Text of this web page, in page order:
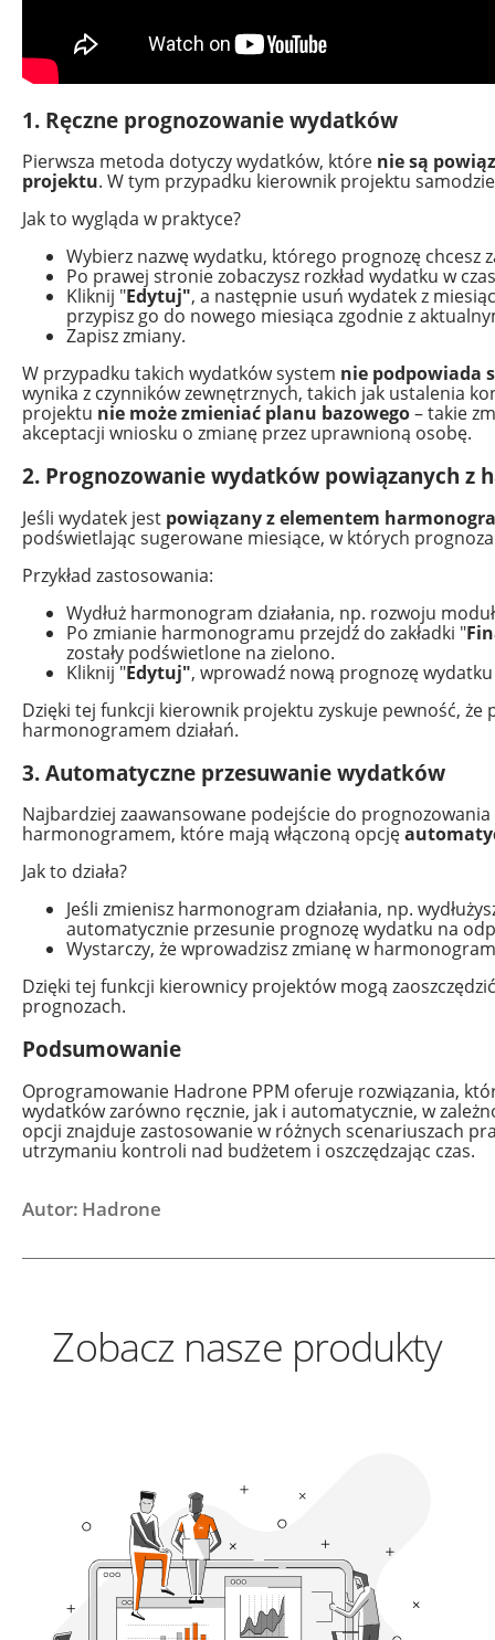
1. Ręczne prognozowanie wydatków
Pierwsza metoda dotyczy wydatków, które nie są
projektu. W tym przypadku kierownik projektu
Jak to wygląda w praktyce?
Wybierz nazwę wydatku, którego prognozę chcesz
Po prawej stronie zobaczysz rozkład wydatku w
Kliknij "Edytuj", a następnie usuń wydatek z
przypisz go do nowego miesiąca zgodnie z
Zapisz zmiany.
W przypadku takich wydatków system nie podpowiada
wynika z czynników zewnętrznych, takich jak ustalenia
projektu nie może zmieniać planu bazowego– takie
akceptacji wniosku o zmianę przez uprawnioną osobę.
2. Prognozowanie wydatków powiązanych z
Jeśli wydatek jest powiązany z elementem
podświetlając sugerowane miesiące, w których
Przykład zastosowania:
Wydłuż harmonogram działania, np. rozwoju
Po zmianie harmonogramu przejdź do zakładki "
zostały podświetlone na zielono.
Kliknij "Edytuj", wprowadź nową prognozę
Dzięki tej funkcji kierownik projektu zyskuje pewność, że
harmonogramem działań.
3. Automatyczne przesuwanie wydatków
Najbardziej zaawansowane podejście do
harmonogramem, które mają włączoną opcję
Jak to działa?
Jeśli zmienisz harmonogram działania, np.
automatycznie przesunie prognozę wydatku na
Wystarczy, że wprowadzisz zmianę w
Dzięki tej funkcji kierownicy projektów mogą
prognozach.
Podsumowanie
Oprogramowanie Hadrone PPM oferuje rozwiązania,
wydatków zarówno ręcznie, jak i automatycznie, w
opcji znajduje zastosowanie w różnych scenariuszach
utrzymaniu kontroli nad budżetem i oszczędzając czas.
Autor: Hadrone
Zobacz nasze produkty